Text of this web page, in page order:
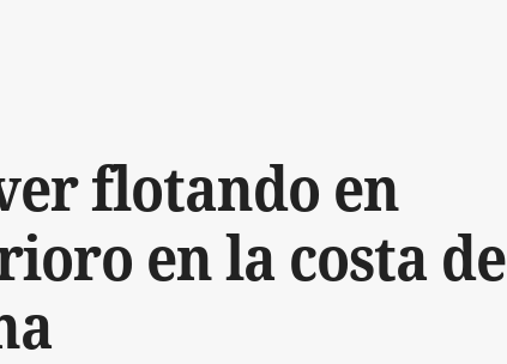
flotando en
en la costa de